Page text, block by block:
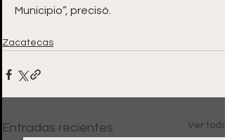
Municipio”, precisó.
Zacatecas
Entradas recientes Ver todo